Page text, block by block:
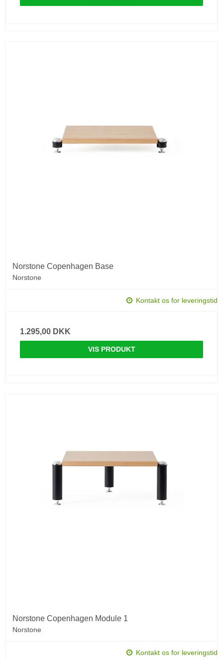
Norstone Copenhagen Base
Norstone
Kontakt os for leveringstid
1.295,00 DKK
VIS PRODUKT
Norstone Copenhagen Module 1
Norstone
Kontakt os for leveringstid